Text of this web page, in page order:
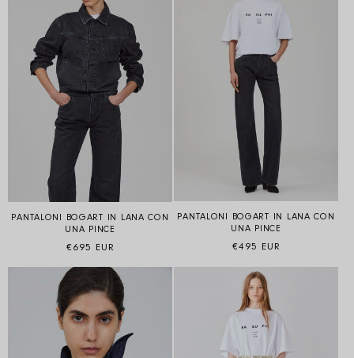
PANTALONI BOGART IN LANA CON
UNA PINCE
Prezzo di listino
€695 EUR
PANTALONI BOGART IN LANA CON
UNA PINCE
Prezzo di listino
€495 EUR